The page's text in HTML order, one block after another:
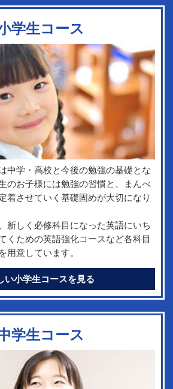
学生コース
中学・高校と今後の勉強の基礎とな
のお子様には勉強の習慣と、まんべ
着させていく基礎固めが大切になり
新しく必修科目になった英語にいち
くための英語強化コースなど各科目
用意しています。
い小学生コースを見る
学生コース